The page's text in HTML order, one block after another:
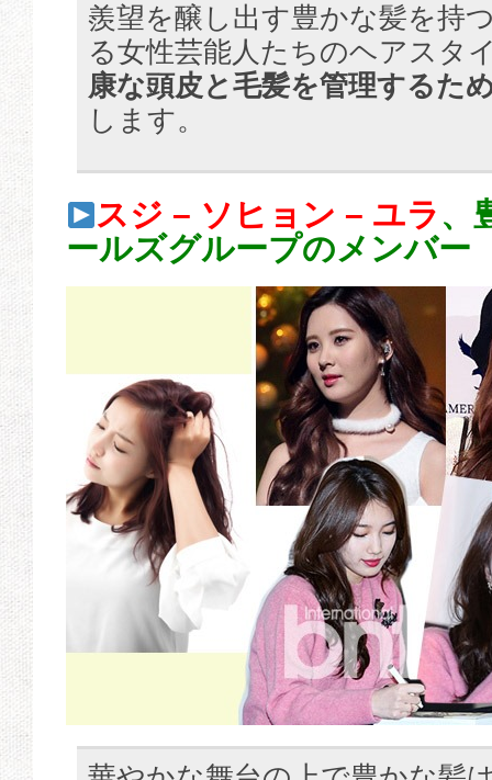
羨望を醸し出す豊かな髪を持
る女性芸能人たちのヘアスタ
康な頭皮と毛髪を管理するた
します。
スジ – ソヒョン – ユラ 、
ールズグループのメンバー